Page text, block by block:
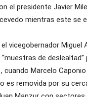
el presidente Javier
mientras este se
vicegobernador Miguel
de
cuando Marcelo
es removida por su